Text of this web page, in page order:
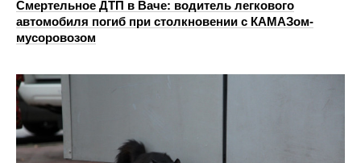
Смертельное ДТП в Ваче: водитель легкового
автомобиля погиб при столкновении с КАМАЗом-
мусоровозом